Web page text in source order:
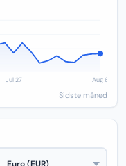
Sidste måned